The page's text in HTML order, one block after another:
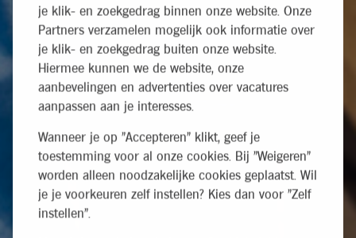
je klik- en zoekgedrag binnen onze website. Onze
Partners verzamelen mogelijk ook informatie over
je klik- en zoekgedrag buiten onze website.
Hiermee kunnen we de website, onze
aanbevelingen en advertenties over vacatures
aanpassen aan je interesses.
Wanneer je op "Accepteren" klikt, geef je
toestemming voor al onze cookies. Bij "Weigeren"
worden alleen noodzakelijke cookies geplaatst. Wil
je je voorkeuren zelf instellen? Kies dan voor "Zelf
instellen".